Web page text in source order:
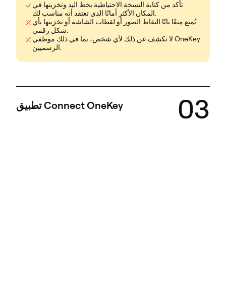
تأكد من كتابة النسخة الاحتياطية بخط اليد وتخزينها في
المكان الأكثر أمانًا الذي تعتقد أنه مناسب لك.
يُمنع منعًا باتًا التقاط الصور أو لقطات الشاشة أو تخزينها بأي
شكل رقمي.
لا تكشف عن ذلك لأي شخص، بما في ذلك موظفي OneKey
الرسميين.
تطبيق Connect OneKey 03